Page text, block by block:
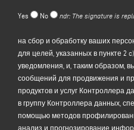
определенным в разумных
ваш контактный запрос;
(b) для отправки вам рекламных
продуктов Контролера и/или
Контролера, и/или организуемых
с вами в целях исследования
контакта с оператором или
(например, автоматизированных
SMS, автоматизированных
Yes No ndr: The signature is
на сбор и обработку ваших
для целей, указанных в пункте 2
уведомления, и, таким образом,
сообщений для продвижения и
продуктов и услуг Контроллера
в группу Контроллера данных,
помощью методов
анализ и прогнозирование